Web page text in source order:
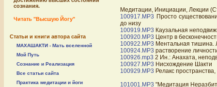
сознания.
Читать "Высшую Йогу"
Статьи и книги автора сайта
МАХАШАКТИ - Мать вселенной
Мой Путь
Сознание и Реализация
Все статьи сайта
Практика медитации и йоги
Медитации, Инициации, Лекции
100917.MP3 Просто
до низу
100919.MP3 Каузальная
100920.MP3 Центр в
100922.MP3 Ментальная тишина.
100924.MP3 растворение
100926.mp3 2 Ин.: Анахата,
100927.MP3 Нисхождение Шакти
100929.MP3 Релакс
101001.MP3 "Медитация